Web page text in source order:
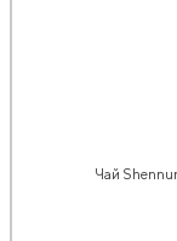
Чай